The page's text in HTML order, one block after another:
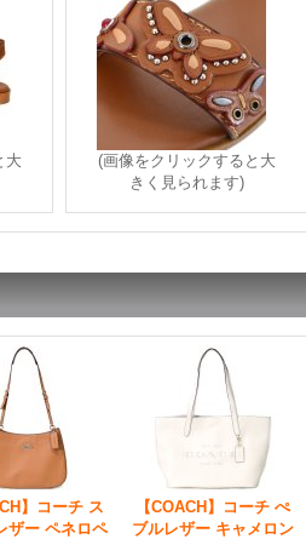
大
(画像をクリックすると大
きく見られます)
】コーチ ス
ザー ペネロペ
【COACH】コーチ ぺ
ブルレザー キャメロン